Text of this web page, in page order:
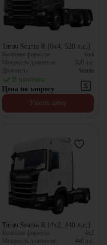
Тягач Scania R [6x4, 520 л.с.]
Колёсная формула:
6x4
Мощность двигателя:
520 л.с.
Двигатель:
Scania
В наличии
Цена по запросу
Узнать цену
Тягач Scania R [4x2, 440 л.с.]
Колёсная формула:
4x2
Мощность двигателя:
440 л.с.